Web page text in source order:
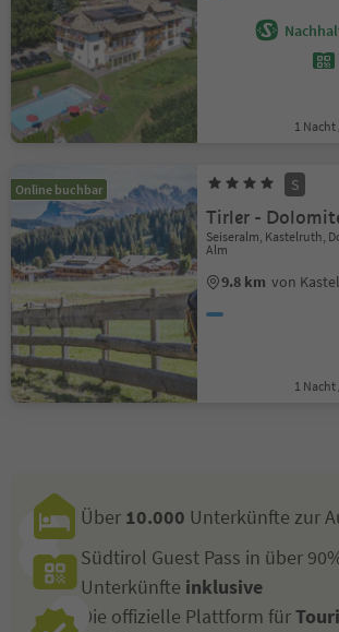
1
Online buchbar S
Tirler -
Seiseralm, Kastelruth,
Alm
9.8 km von
1
Über 10.000 Unterkünfte zur
Südtirol Guest Pass in über
Unterkünfte inklusive
Die offizielle Plattform für